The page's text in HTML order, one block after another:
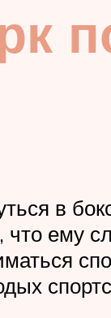
в
ему